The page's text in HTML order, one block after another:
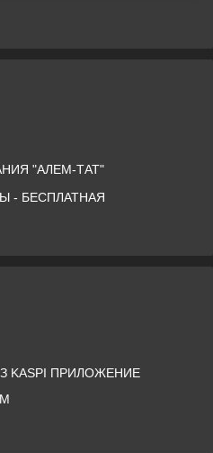
"АЛЕМ-ТАТ"
- БЕСПЛАТНАЯ
KASPI ПРИЛОЖЕНИЕ